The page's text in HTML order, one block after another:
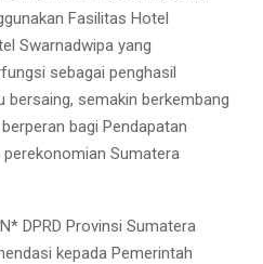
Fasilitas Hotel
Swarnadwipa yang
sebagai penghasil
bersaing, semakin berkembang
bagi Pendapatan
Sumatera
DPRD Provinsi Sumatera
kepada Pemerintah